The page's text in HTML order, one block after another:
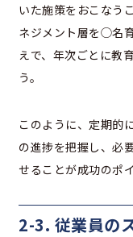
いた施策をおこなう
ネジメント層を◯名
えで、年次ごとに教
う。
このように、定期的
の進捗を把握し、必
せることが成功のポ
2-3. 従業員の